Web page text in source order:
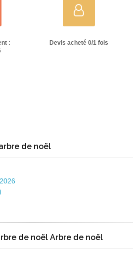
:
Devis acheté0/1 fois
de noël
de noël Arbre de noël